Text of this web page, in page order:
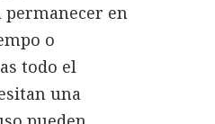
permanecer en
o
todo el
una